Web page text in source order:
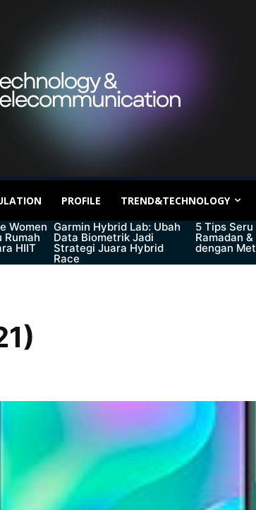
PROFILE TREND&TECHNOLOGY
Women
Rumah
HIIT
Garmin Hybrid Lab: Ubah
Data Biometrik Jadi
Strategi Juara Hybrid
Race
5 Tips
Ramadan
dengan